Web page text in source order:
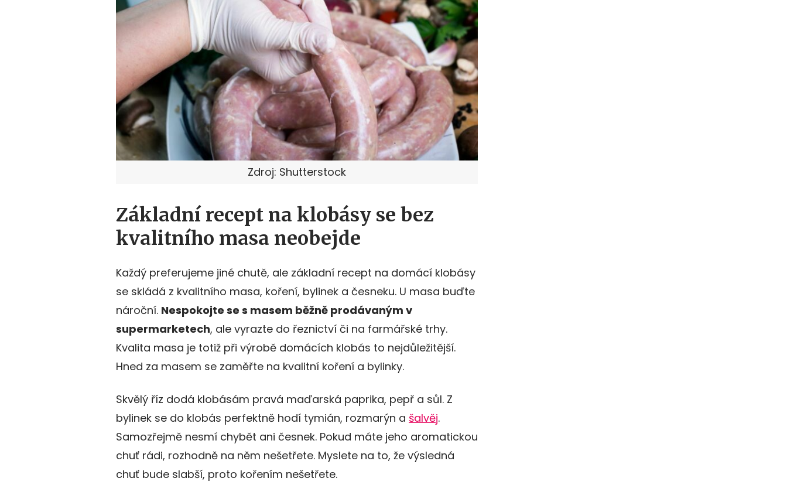
Zdroj: Shutterstock
Základní recept na klobásy se bez
kvalitního masa neobejde
Každý preferujeme jiné chutě, ale základní recept na domácí klobásy
se skládá z kvalitního masa, koření, bylinek a česneku. U masa buďte
nároční. Nespokojte se s masem běžně prodávaným v
supermarketech, ale vyrazte do řeznictví či na farmářské trhy.
Kvalita masa je totiž při výrobě domácích klobás to nejdůležitější.
Hned za masem se zaměřte na kvalitní koření a bylinky.
Skvělý říz dodá klobásám pravá maďarská paprika, pepř a sůl. Z
bylinek se do klobás perfektně hodí tymián, rozmarýn a šalvěj.
Samozřejmě nesmí chybět ani česnek. Pokud máte jeho aromatickou
chuť rádi, rozhodně na něm nešetřete. Myslete na to, že výsledná
chuť bude slabší, proto kořením nešetřete.